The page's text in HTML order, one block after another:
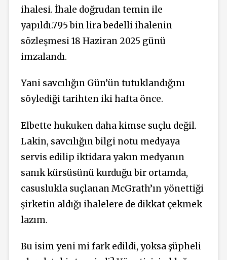
ihalesi. İhale doğrudan temin ile
yapıldı.795 bin lira bedelli ihalenin
sözleşmesi 18 Haziran 2025 günü
imzalandı.
Yani savcılığın Gün’ün tutuklandığını
söylediği tarihten iki hafta önce.
Elbette hukuken daha kimse suçlu değil.
Lakin, savcılığın bilgi notu medyaya
servis edilip iktidara yakın medyanın
sanık kürsüsünü kurduğu bir ortamda,
casuslukla suçlanan McGrath’ın yönettiği
şirketin aldığı ihalelere de dikkat çekmek
lazım.
Bu isim yeni mi fark edildi, yoksa şüpheli